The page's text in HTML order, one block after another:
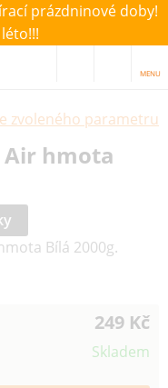
prázdninové doby!
MENU
zvoleného parametru
Air hmota
249 Kč
Skladem